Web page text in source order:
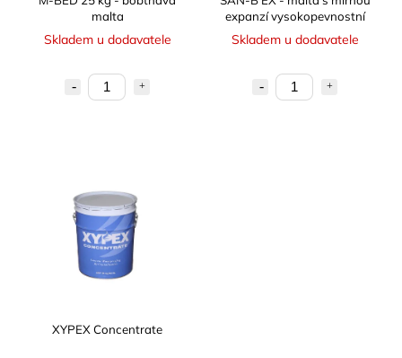
malta
Skladem u dodavatele
expanzí vysokopevnostní
Skladem u dodavatele
XYPEX Concentrate